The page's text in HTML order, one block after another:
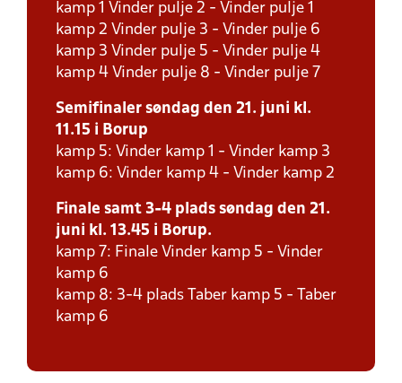
kamp 1 Vinder pulje 2 - Vinder pulje 1
kamp 2 Vinder pulje 3 - Vinder pulje 6
kamp 3 Vinder pulje 5 - Vinder pulje 4
kamp 4 Vinder pulje 8 - Vinder pulje 7
Semifinaler søndag den 21. juni kl.
11.15 i Borup
kamp 5: Vinder kamp 1 - Vinder kamp 3
kamp 6: Vinder kamp 4 - Vinder kamp 2
Finale samt 3-4 plads søndag den 21.
juni kl. 13.45 i Borup.
kamp 7: Finale Vinder kamp 5 - Vinder
kamp 6
kamp 8: 3-4 plads Taber kamp 5 - Taber
kamp 6